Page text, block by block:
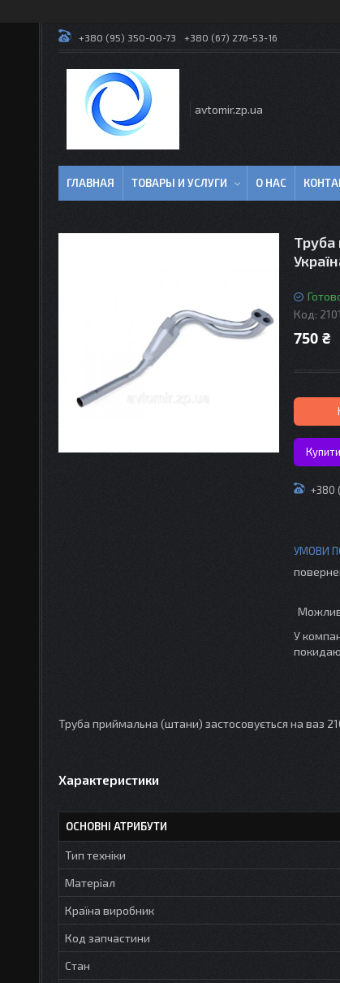
+380 (95) 350-00-73 +380 (67) 276-53-16
avtomir.zp.ua
ГЛАВНАЯ ТОВАРЫ И УСЛУГИ О НАС
Труба
Код:
750 ₴
+380
У
Труба приймальна (штани) застосовується на ваз
Характеристики
ОСНОВНІ АТРИБУТИ
Тип техніки
Матеріал
Країна виробник
Код запчастини
Стан